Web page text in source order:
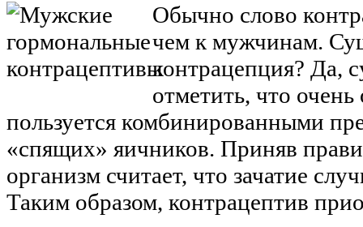
Обычно слово
чем к мужчинам.
контрацепция? Да,
отметить, что
пользуется комбинированными
«спящих» яичников. Приняв
организм считает, что зачатие
Таким образом, контрацептив